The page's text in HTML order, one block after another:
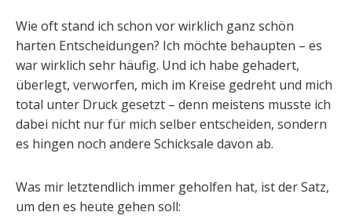
Wie oft stand ich schon vor wirklich ganz schön
harten Entscheidungen? Ich möchte behaupten – es
war wirklich sehr häufig. Und ich habe gehadert,
überlegt, verworfen, mich im Kreise gedreht und mich
total unter Druck gesetzt – denn meistens musste ich
dabei nicht nur für mich selber entscheiden, sondern
es hingen noch andere Schicksale davon ab.
Was mir letztendlich immer geholfen hat, ist der Satz,
um den es heute gehen soll: